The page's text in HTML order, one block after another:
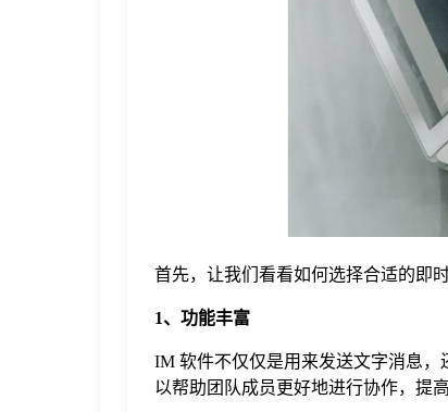
首先，让我们看看如何选择合适的即
1、功能丰富
IM 软件不仅仅是用来发送文字消息
以帮助团队成员更好地进行协作，提